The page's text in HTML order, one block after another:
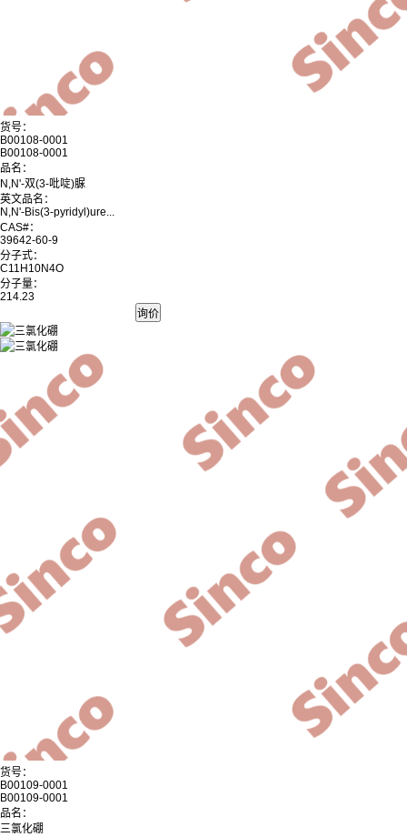
货号：
B00108-0001
B00108-0001
品名：
N,N'-双(3-吡啶)脲
英文品名：
N,N'-Bis(3-pyridyl)ure...
CAS#：
39642-60-9
分子式：
C11H10N4O
分子量：
214.23
货号：
B00109-0001
B00109-0001
品名：
三氯化硼